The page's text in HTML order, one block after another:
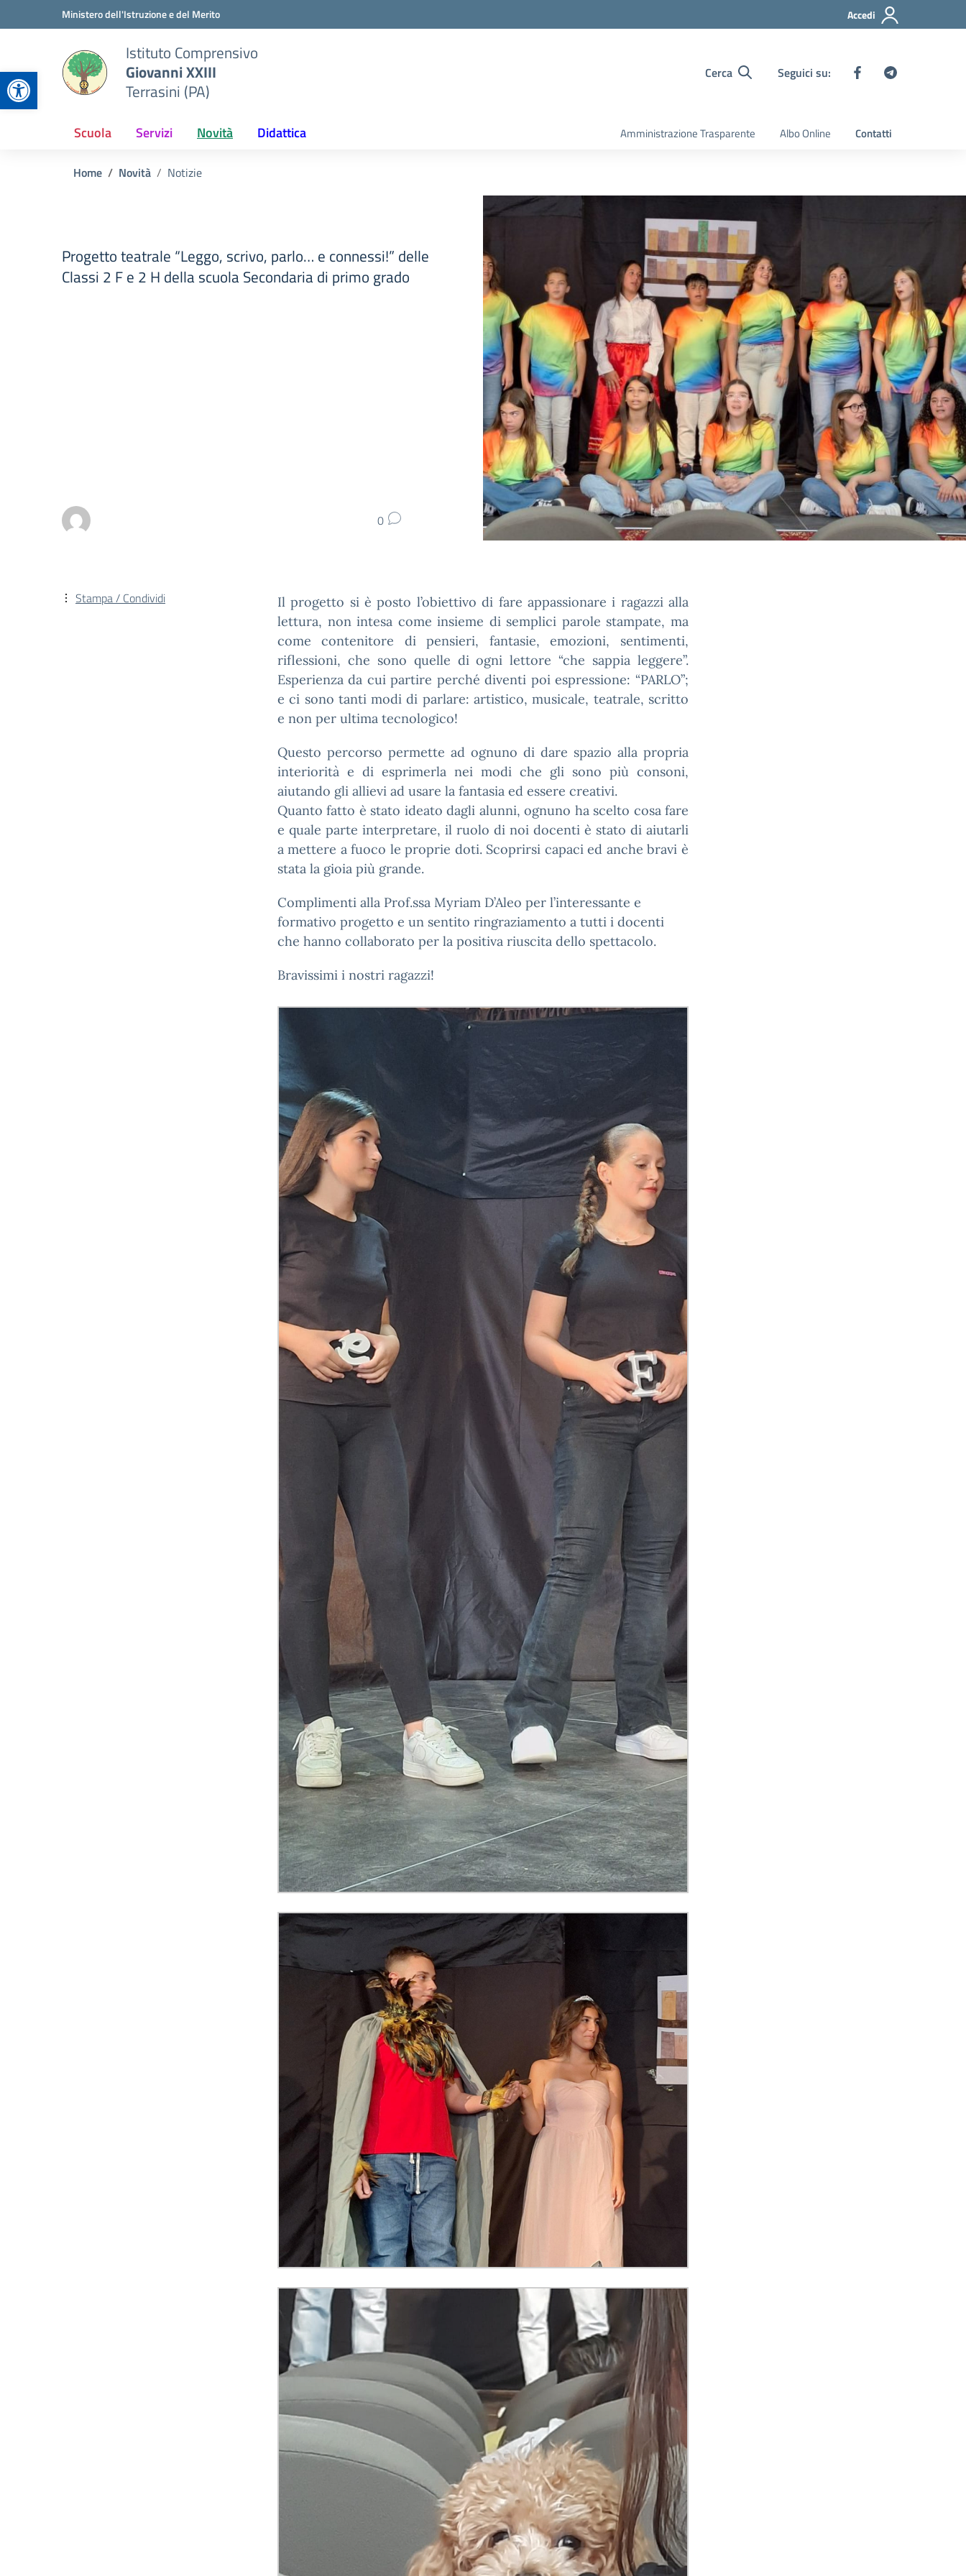
Apri la barra degli strumenti
Vai ai contenuti
Vai al menu di navigazioneMinistero dell'Istruzione e del Merito Accedi
Istituto Comprensivo
Giovanni XXIII
Terrasini (PA)
Cerca Seguici su:
Scuola Servizi Novità Didattica Amministrazione Trasparente Albo Online Contatti
Home Novità Notizie
Progetto teatrale “Leggo, scrivo, parlo… e connessi!” delle
Classi 2 F e 2 H della scuola Secondaria di primo grado
0
Il progetto si è posto l’obiettivo di fare appassionare i ragazzi alla
lettura, non intesa come insieme di semplici parole stampate, ma
come contenitore di pensieri, fantasie, emozioni, sentimenti,
riflessioni, che sono quelle di ogni lettore “che sappia leggere”.
Esperienza da cui partire perché diventi poi espressione: “PARLO”;
e ci sono tanti modi di parlare: artistico, musicale, teatrale, scritto
e non per ultima tecnologico!
Questo percorso permette ad ognuno di dare spazio alla propria
interiorità e di esprimerla nei modi che gli sono più consoni,
aiutando gli allievi ad usare la fantasia ed essere creativi.
Quanto fatto è stato ideato dagli alunni, ognuno ha scelto cosa fare
e quale parte interpretare, il ruolo di noi docenti è stato di aiutarli
a mettere a fuoco le proprie doti. Scoprirsi capaci ed anche bravi è
stata la gioia più grande.
Complimenti alla Prof.ssa Myriam D’Aleo per l’interessante e
formativo progetto e un sentito ringraziamento a tutti i docenti
che hanno collaborato per la positiva riuscita dello spettacolo.
Bravissimi i nostri ragazzi!
Stampa / Condividi